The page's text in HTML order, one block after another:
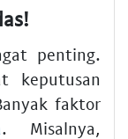
penting.
keputusan
faktor
. Misalnya,